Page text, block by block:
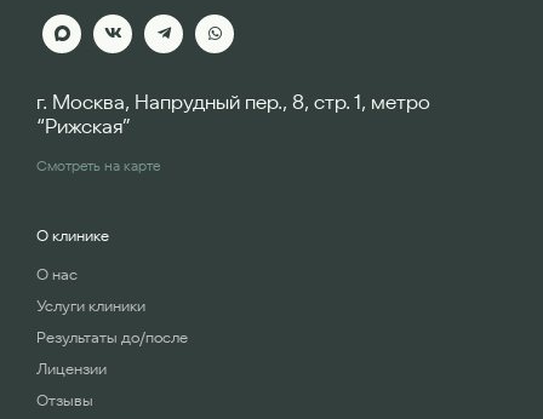
г. Москва, Напрудный пер., 8, стр. 1, метро
“Рижская”
Смотреть на карте
О клинике
О нас
Услуги клиники
Результаты до/после
Лицензии
Отзывы